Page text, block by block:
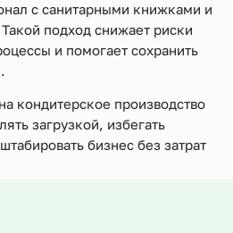
с санитарными книжками и
подход снижает риски
и помогает сохранить
кондитерское производство
загрузкой, избегать
бизнес без затрат